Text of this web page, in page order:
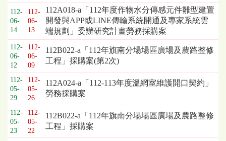
112-
06-
14
112-
06-
13
112A018-a「112年度作物水分傳感元件雛型建置
開發與APP或LINE傳輸系統開通及專家系統雲
端規劃」委辦研究計畫勞務採購案
112-
06-
12
112-
06-
09
112B022-a「112年旗南分場場區廣場及農路整修
工程」採購案(第2次)
112-
05-
29
112-
05-
26
112A024-a「112-113年度溫網室維護開口契約」
勞務採購案
112-
05-
23
112-
05-
22
112B022-a「112年旗南分場場區廣場及農路整修
工程」採購案